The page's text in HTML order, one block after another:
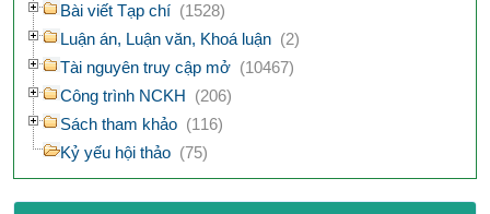
Bài viết Tạp chí (1528)
Luận án, Luận văn, Khoá luận (2)
Tài nguyên truy cập mở (10467)
Công trình NCKH (206)
Sách tham khảo (116)
Kỷ yếu hội thảo (75)